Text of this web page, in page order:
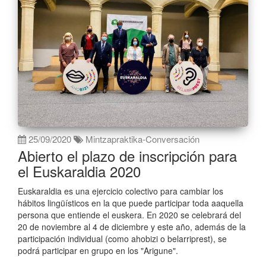
25/09/2020 Mintzapraktika-Conversación
Abierto el plazo de inscripción para
el Euskaraldia 2020
Euskaraldia es una ejercicio colectivo para cambiar los
hábitos lingüísticos en la que puede participar toda aaquella
persona que entiende el euskera. En 2020 se celebrará del
20 de noviembre al 4 de diciembre y este año, además de la
participación individual (como ahobizi o belarriprest), se
podrá participar en grupo en los "Arigune".